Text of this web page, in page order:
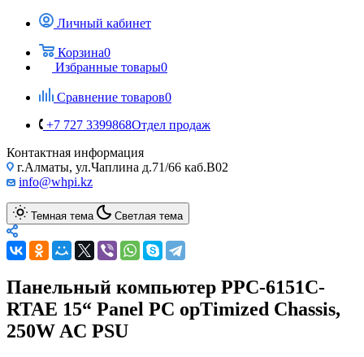
Личный кабинет
Корзина0
Избранные товары0
Сравнение товаров0
+7 727 3399868Отдел продаж
Контактная информация
г.Алматы, ул.Чаплина д.71/66 каб.B02
info@whpi.kz
Темная тема Светлая тема
Панельный компьютер PPC-6151C-
RTAE 15“ Panel PC opTimized Chassis,
250W AC PSU